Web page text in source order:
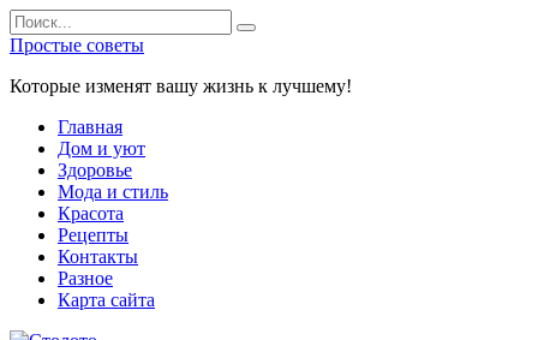
Перейти
к
содержанию
Search
for:
Простые советы
Которые изменят вашу жизнь к лучшему!
Главная
Дом и уют
Здоровье
Мода и стиль
Красота
Рецепты
Контакты
Разное
Карта сайта